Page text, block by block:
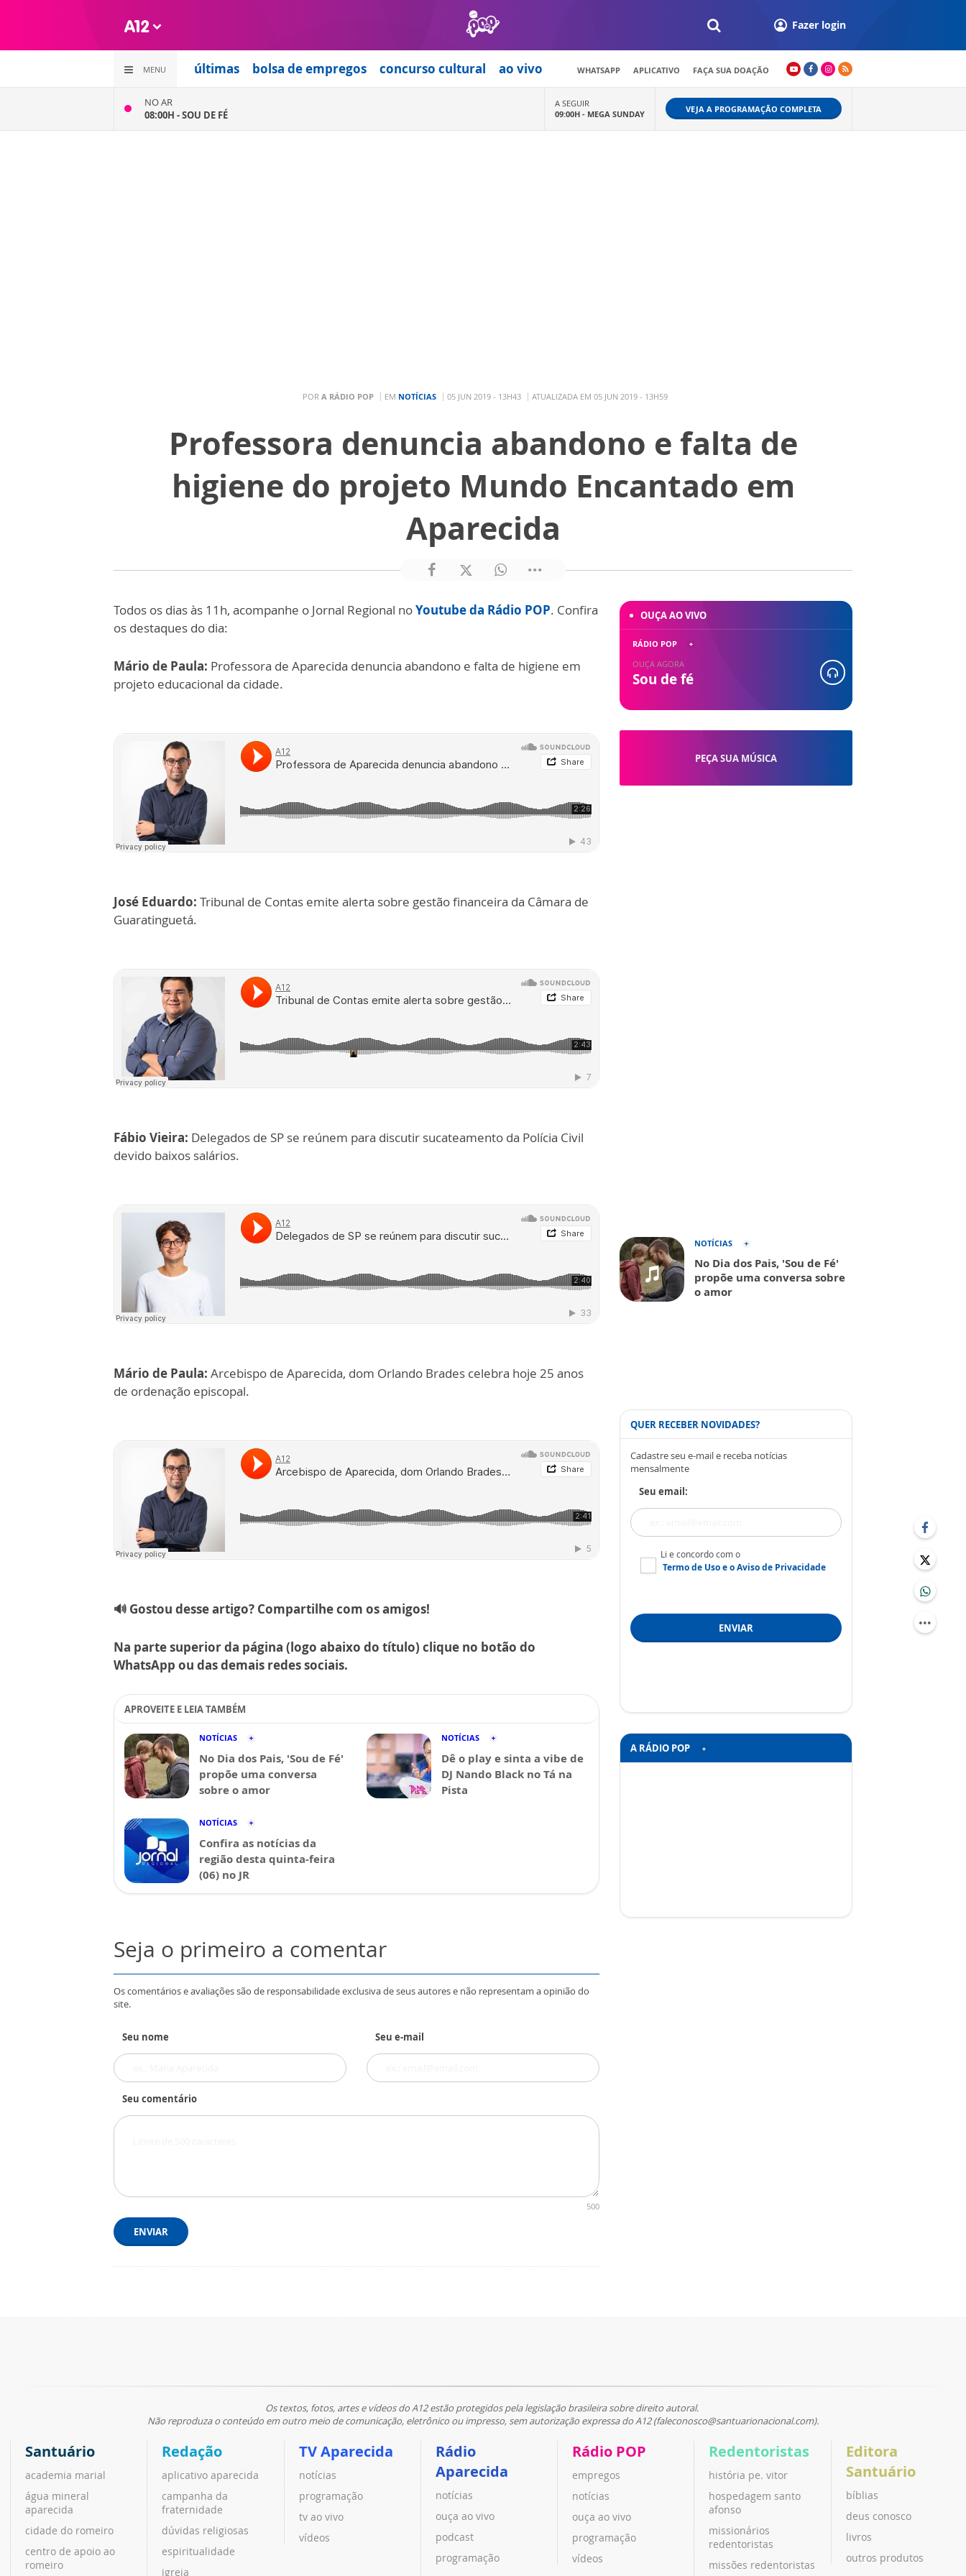
Fazer login
MENU últimas bolsa de empregos concurso cultural ao vivo WHATSAPP APLICATIVO FAÇA SUA DOAÇÃO
NO AR
08:00H -SOU DE FÉ
A SEGUIR
09:00H - MEGA SUNDAY VEJA A PROGRAMAÇÃO COMPLETA
POR A RÁDIO POP EM NOTÍCIAS 05 JUN 2019 - 13H43 ATUALIZADA EM 05 JUN 2019 - 13H59
Professora denuncia abandono e falta de
higiene do projeto Mundo Encantado em
Aparecida
Todos os dias às 11h, acompanhe o Jornal Regional noYoutube da Rádio POP. Confira
os destaques do dia:
Mário de Paula: Professora de Aparecida denuncia abandono e falta de higiene em
projeto educacional da cidade.
José Eduardo: Tribunal de Contas emite alerta sobre gestão financeira da Câmara de
Guaratinguetá.
Fábio Vieira: Delegados de SP se reúnem para discutir sucateamento da Polícia Civil
devido baixos salários.
Mário de Paula: Arcebispo de Aparecida, dom Orlando Brades celebra hoje 25 anos
de ordenação episcopal.
🔊 Gostou desse artigo? Compartilhe com os amigos!
Na parte superior da página (logo abaixo do título) clique no botão do
WhatsApp ou das demais redes sociais.
APROVEITE E LEIA TAMBÉM
NOTÍCIAS
No Dia dos Pais, 'Sou de Fé'
propõe uma conversa
sobre o amor
NOTÍCIAS
Dê o play e sinta a vibe de
DJ Nando Black no Tá na
Pista
NOTÍCIAS
Confira as notícias da
região desta quinta-feira
(06) no JR
Seja o primeiro a comentar
Os comentários e avaliações são de responsabilidade exclusiva de seus autores e não representam a opinião do
site.
Seu nome Seu e-mail
Seu comentário
500
ENVIAR
PEÇA SUA MÚSICA
OUÇA AO VIVO
RÁDIO POP
OUÇA AGORA
Sou de fé
NOTÍCIAS
No Dia dos Pais, 'Sou de Fé'
propõe uma conversa sobre
o amor
QUER RECEBER NOVIDADES?
Cadastre seu e-mail e receba notícias
mensalmente
Seu email:
Li e concordo com o
Termo de Usoe oAviso de Privacidade
ENVIAR
A RÁDIO POP
Os textos, fotos, artes e vídeos do A12 estão protegidos pela legislação brasileira sobre direito autoral.
Não reproduza o conteúdo em outro meio de comunicação, eletrônico ou impresso, sem autorização expressa do A12 (faleconosco@santuarionacional.com).
Santuário
academia marial
água mineral
aparecida
cidade do romeiro
centro de apoio ao
romeiro
Redação
aplicativo aparecida
campanha da
fraternidade
dúvidas religiosas
espiritualidade
igreja
TV Aparecida
notícias
programação
tv ao vivo
vídeos
Rádio
Aparecida
notícias
ouça ao vivo
podcast
programação
Rádio POP
empregos
notícias
ouça ao vivo
programação
vídeos
Redentoristas
história pe. vitor
hospedagem santo
afonso
missionários
redentoristas
missões redentoristas
Editora
Santuário
bíblias
deus conosco
livros
outros produtos